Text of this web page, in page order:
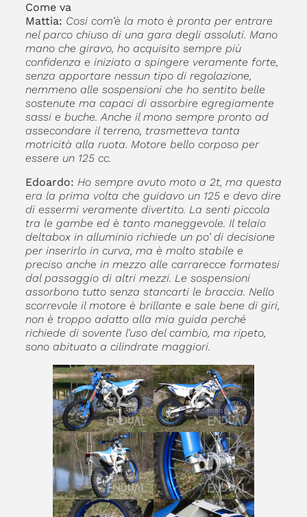
Come va
Mattia: Cosi com’è la moto è pronta per entrare
nel parco chiuso di una gara degli assoluti. Mano
mano che giravo, ho acquisito sempre più
confidenza e iniziato a spingere veramente forte,
senza apportare nessun tipo di regolazione,
nemmeno alle sospensioni che ho sentito belle
sostenute ma capaci di assorbire egregiamente
sassi e buche. Anche il mono sempre pronto ad
assecondare il terreno, trasmetteva tanta
motricità alla ruota. Motore bello corposo per
essere un 125 cc.
Edoardo: Ho sempre avuto moto a 2t, ma questa
era la prima volta che guidavo un 125 e devo dire
di essermi veramente divertito. La senti piccola
tra le gambe ed è tanto maneggevole. Il telaio
deltabox in alluminio richiede un po’ di decisione
per inserirlo in curva, ma è molto stabile e
preciso anche in mezzo alle carrarecce formatesi
dal passaggio di altri mezzi. Le sospensioni
assorbono tutto senza stancarti le braccia. Nello
scorrevole il motore è brillante e sale bene di giri,
non è troppo adatto alla mia guida perché
richiede di sovente l’uso del cambio, ma ripeto,
sono abituato a cilindrate maggiori.